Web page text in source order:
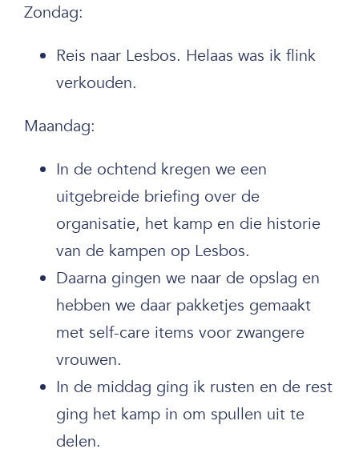
Zondag:
Reis naar Lesbos. Helaas was ik flink
verkouden.
Maandag:
In de ochtend kregen we een
uitgebreide briefing over de
organisatie, het kamp en die historie
van de kampen op Lesbos.
Daarna gingen we naar de opslag en
hebben we daar pakketjes gemaakt
met self-care items voor zwangere
vrouwen.
In de middag ging ik rusten en de rest
ging het kamp in om spullen uit te
delen.